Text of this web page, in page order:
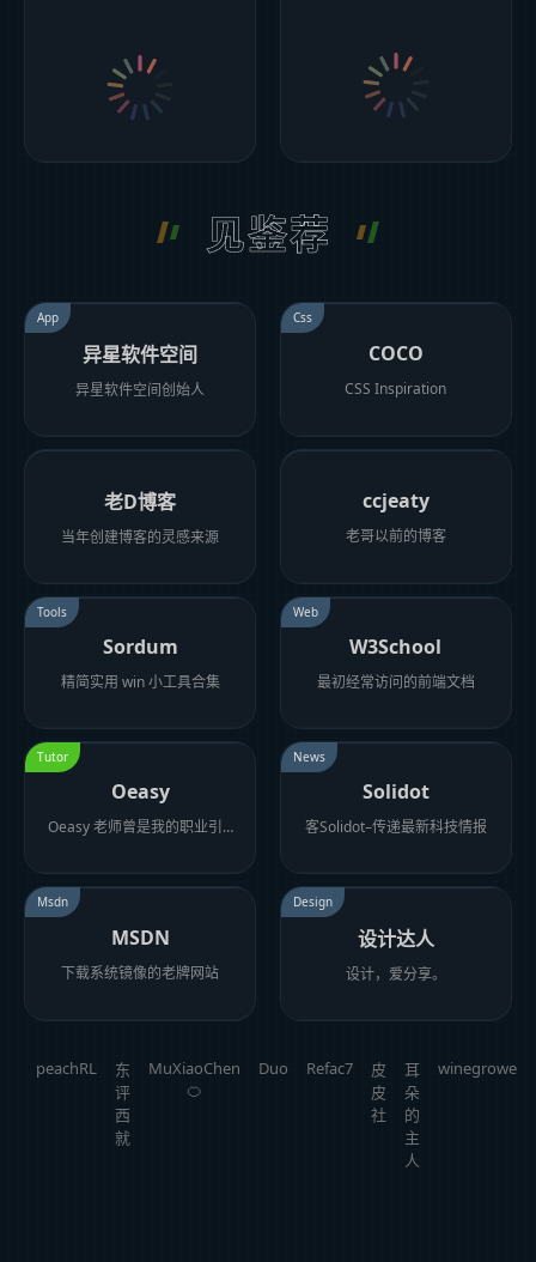
见鉴荐
App
异星软件空间
异星软件空间创始人
Css
COCO
CSS Inspiration
老D博客
当年创建博客的灵感来源
ccjeaty
老哥以前的博客
Tools
Sordum
精简实用 win 小工具合集
Web
W3School
最初经常访问的前端文档
Tutor
Oeasy
Oeasy 老师曾是我的职业引路人
News
Solidot
客Solidot–传递最新科技情报
Msdn
MSDN
下载系统镜像的老牌网站
Design
设计达人
设计，爱分享。
peachRL
东
评
西
就
MuXiaoChen
🍊
Duo Refac7
皮
皮
社
耳
朵
的
主
人
winegrower